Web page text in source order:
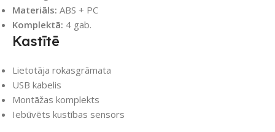
Materiāls: ABS + PC
Komplektā: 4 gab.
Kastītē
Lietotāja rokasgrāmata
USB kabelis
Montāžas komplekts
Iebūvēts kustības sensors